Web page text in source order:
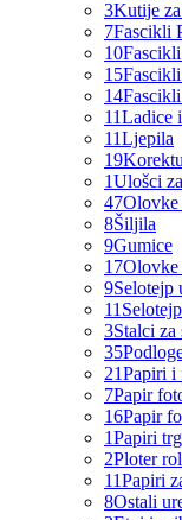
3Kutije
7Fascikli
10
15
14
11Ladice
11Ljepila
19
1Ulošci
47Olovke
8Šiljila
9Gumice
17Olovke
9Selotejp
11
3Stalci za
35
21Papiri i
7Papir
16Papir
1Papiri
2Ploter
11Papiri
8Ostali